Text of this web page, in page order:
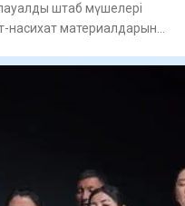
штаб мүшелері
насихат материалдарын